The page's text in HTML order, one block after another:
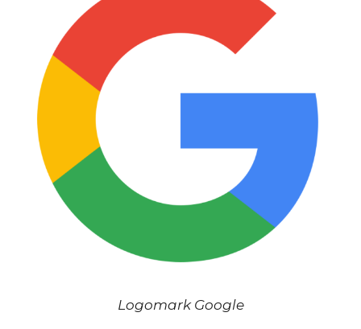
Logomark Google